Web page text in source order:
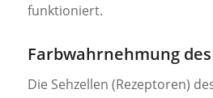
funktioniert.
Farbwahrnehmung
Die Sehzellen (Rezeptoren)